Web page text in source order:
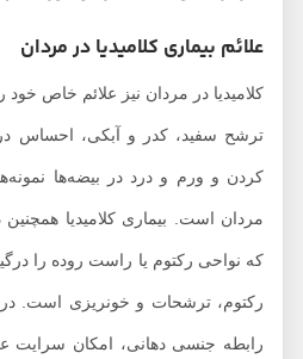
علائم بیماری کلامیدیا در مردان
کلامیدیا در مردان نیز علائم خاص خود را
ترشح سفید، کدر و آبکی، احساس درد
کردن و ورم و درد در بیضه‌ها نمونه‌هایی
مردان است. بیماری کلامیدیا همچنین در
که نواحی رکتوم یا راست روده را درگیر
رکتوم، ترشحات و خونریزی است. در
رابطه جنسی دهانی، امکان سرایت